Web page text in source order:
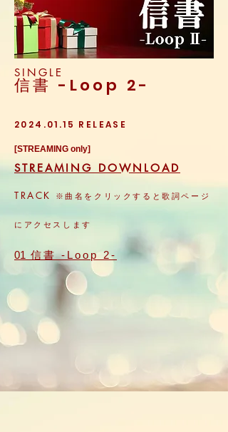
SINGLE
信書 -Loop 2-
2024.01.15 RELEASE
[STREAMING only]
STREAMING DOWNLOAD
TRACK ※曲名をクリックすると歌詞ページ
にアクセスします
01 信書 -Loop 2-